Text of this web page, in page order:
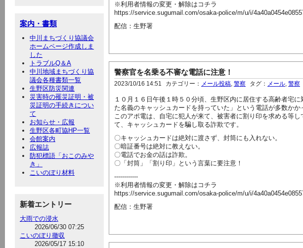
案内・書類
中川まちづくり協議会
ホームページ作成しま
した
トラブルQ＆A
中川地域まちづくり協
議会各種書類一覧
生野区防災関連
災害時の罹災証明・被
災証明の手続きについ
て
お知らせ・広報
生野区各町協HP一覧
会館案内
広報誌
防犯標語「おこのみや
き」
こいのぼり材料
新着エントリー
大雨での浸水
2026/06/30 07:25
こいのぼり撤収
2026/05/17 15:10
※利用者情報の変更・解除はコチラ
https://service.sugumail.com/osaka-police/m/u/i/
配信：生野署
警察官を名乗る不審な電話に注意！
2023/10/16 14:51 カテゴリー： メール投稿 警察 タグ： メール 警察
１０月１６日午後１時５０分頃、生野区内に居住する高齢者宅
た名義のキャッシュカードを持っていた」という電話が多数かか
このアポ電は、自宅に犯人が来て、被害者に割り印を求める等
て、キャッシュカードを騙し取る詐欺です。
〇キャッシュカードは絶対に渡さず、封筒にも入れない。
〇暗証番号は絶対に教えない。
〇電話でお金の話は詐欺。
〇「封筒」「割り印」という言葉に要注意！
------------
※利用者情報の変更・解除はコチラ
https://service.sugumail.com/osaka-police/m/u/i/
配信：生野署